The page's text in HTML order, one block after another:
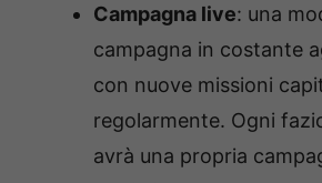
Campagna live: una
campagna in costante
con nuove missioni
regolarmente. Ogni
avrà una propria